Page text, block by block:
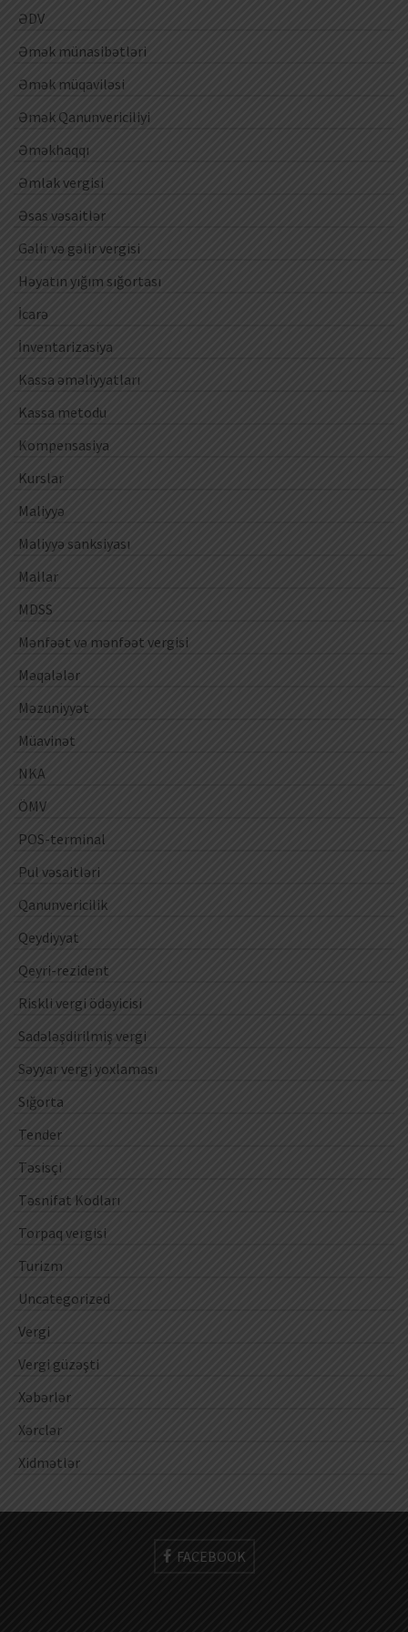
ƏDV
Əmək münasibətləri
Əmək müqaviləsi
Əmək Qanunvericiliyi
Əməkhaqqı
Əmlak vergisi
Əsas vəsaitlər
Gəlir və gəlir vergisi
Həyatın yığım sığortası
İcarə
İnventarizasiya
Kassa əməliyyatları
Kassa metodu
Kompensasiya
Kurslar
Maliyyə
Maliyyə sanksiyası
Mallar
MDSS
Mənfəət və mənfəət vergisi
Məqalələr
Məzuniyyət
Müavinət
NKA
ÖMV
POS-terminal
Pul vəsaitləri
Qanunvericilik
Qeydiyyat
Qeyri-rezident
Riskli vergi ödəyicisi
Sadələşdirilmiş vergi
Səyyar vergi yoxlaması
Sığorta
Tender
Təsisçi
Təsnifat Kodları
Torpaq vergisi
Turizm
Uncategorized
Vergi
Vergi güzəşti
Xəbərlər
Xərclər
Xidmətlər
FACEBOOK